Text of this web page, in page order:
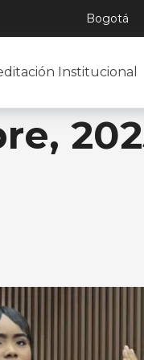
Bogotá
Institucional